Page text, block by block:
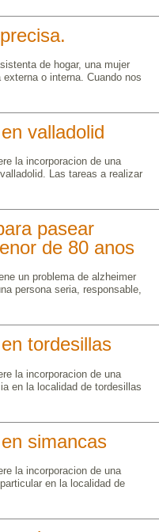
de hogar, una mujer
o interna. Cuando nos
valladolid
la incorporacion de una
Las tareas a realizar
pasear
de 80 anos
un problema de alzheimer
persona seria, responsable,
tordesillas
la incorporacion de una
en la localidad de tordesillas
simancas
la incorporacion de una
en la localidad de